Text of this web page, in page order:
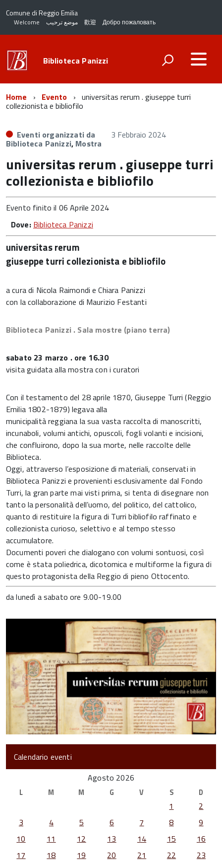
Comune di Reggio Emilia
Welcome موضع ترحيب 歡迎 Добро пожаловать
Biblioteca Panizzi
Home Evento universitas rerum . giuseppe turri
collezionista e bibliofilo
Eventi organizzati da
Biblioteca Panizzi, Mostra
3 Febbraio 2024
universitas rerum . giuseppe turri
collezionista e bibliofilo
Evento finito il 06 Aprile 2024
Dove: Biblioteca Panizzi
universitas rerum
giuseppe turri collezionista e bibliofilo
a cura di Nicola Raimondi e Chiara Panizzi
con la collaborazione di Maurizio Festanti
Biblioteca Panizzi . Sala mostre (piano terra)
sabato 23 marzo . ore 16.30
visita guidata alla mostra con i curatori
Con il testamento del 28 aprile 1870, Giuseppe Turri (Reggio
Emilia 1802-1879) legava alla
municipalità reggiana la sua vasta raccolta di manoscritti,
incunaboli, volumi antichi, opuscoli, fogli volanti e incisioni,
che confluirono, dopo la sua morte, nelle raccolte delle
Biblioteca.
Oggi, attraverso l’esposizione di materiali, conservati in
Biblioteca Panizzi e provenienti esclusivamente dal Fondo
Turri, la gran parte mai visti prima, si tenta di disegnare non
tanto la personalità dell’uomo, del politico, del cattolico,
quanto di restituire la figura di Turri bibliofilo raffinato e
collezionista curioso, selettivo e al tempo stesso
accumulatore.
Documenti poveri che dialogano con volumi sontuosi, così
come è stata poliedrica, dicotomica e multiforme la figura di
questo protagonista della Reggio di pieno Ottocento.
da lunedì a sabato ore 9.00-19.00
Calendario eventi
Agosto 2026
L M M G V S D
1
2
3
4 5 6 7 8
9
10
11 12 13 14 15
16
17
18 19 20 21 22
23